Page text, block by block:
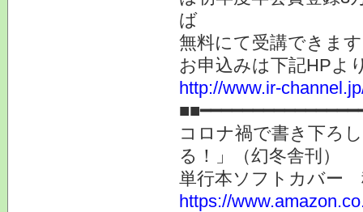
ば
無料にて受講できま
お申込みは下記HPよ
http://www.ir-
コロナ禍で書き下ろ
る！」（幻冬舎刊）
単行本ソフトカバー
https://